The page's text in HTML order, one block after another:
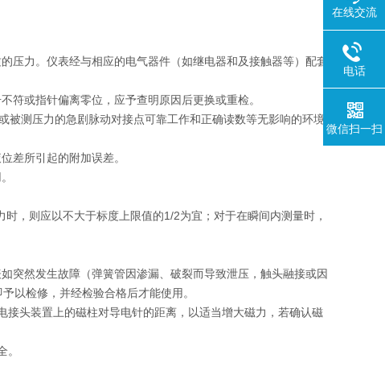
压力。仪表经与相应的电气器件（如继电器和及接触器等）配套
符或指针偏离零位，应予查明原因后更换或重检。
测压力的急剧脉动对接点可靠工作和正确读数等无影响的环境
差所引起的附加误差。
，则应以不大于标度上限值的1/2为宜；对于在瞬间内测量时，
突然发生故障（弹簧管因渗漏、破裂而导致泄压，触头融接或因
以检修，并经检验合格后才能使用。
头装置上的磁柱对导电针的距离，以适当增大磁力，若确认磁
。
在线交流
电话
微信扫一扫